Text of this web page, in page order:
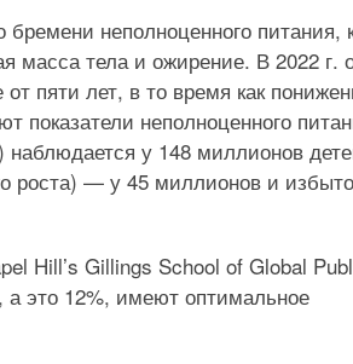
неполноценного питания,
масса тела и ожирение. В 2022 г.
пяти лет, в то время как
показатели неполноценного
наблюдается у 148 миллионов
роста) — у 45 миллионов и
Hill’s Gillings School of Global
а это 12%, имеют оптимальное